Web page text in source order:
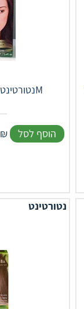
נטורטינט צבע לשיער גוון 4M
₪ הוסף לסל
נטורטינט